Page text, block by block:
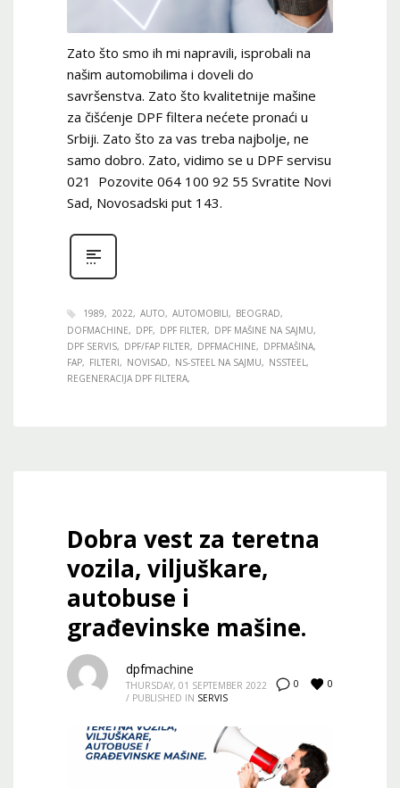
Zato što smo ih mi napravili, isprobali na
našim automobilima i doveli do
savršenstva. Zato što kvalitetnije mašine
za čišćenje DPF filtera nećete pronaći u
Srbiji. Zato što za vas treba najbolje, ne
samo dobro. Zato, vidimo se u DPF servisu
021 Pozovite 064 100 92 55 Svratite Novi
Sad, Novosadski put 143.
1989 2022 AUTO AUTOMOBILI
BEOGRAD
DOFMACHINE
DPF DPF FILTER
DPF MAŠINE NA SAJMU
DPF SERVIS
DPF/FAP FILTER DPFMACHINE
DPFMAŠINA
FAP
FILTERI NOVISAD NS-STEEL NA SAJMU
NSSTEEL
REGENERACIJA DPF FILTERA
Dobra vest za teretna
vozila, viljuškare,
autobuse i
građevinske mašine.
0 0
dpfmachine
THURSDAY, 01 SEPTEMBER 2022
/ PUBLISHED IN SERVIS